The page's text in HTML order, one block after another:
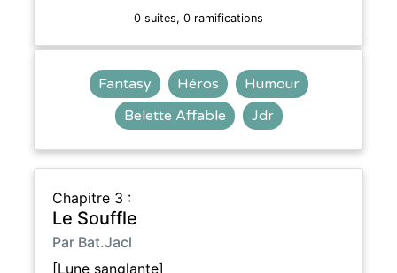
0 suites, 0 ramifications
Fantasy Héros
Humour
Belette Affable
Jdr
Chapitre 3 :
Le Souffle
Par Bat.Jacl
[Lune sanglante]